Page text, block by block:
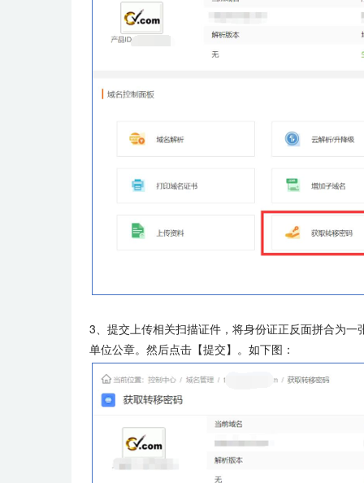
3、提交上传相关扫描证件，将身份证正反面拼合为
单位公章。然后点击【提交】。如下图：